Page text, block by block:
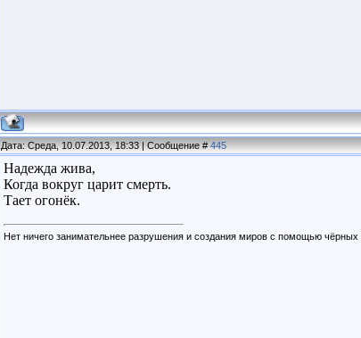
Дата: Среда, 10.07.2013, 18:33 | Сообщение #445
Надежда жива,
Когда вокруг царит смерть.
Тает огонёк.
Нет ничего занимательнее разрушения и создания миров с помощью